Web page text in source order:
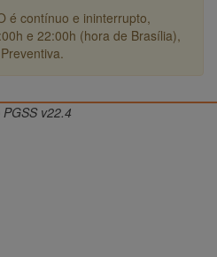
é contínuo e ininterrupto,
e 22:00h (hora de Brasília),
v22.4